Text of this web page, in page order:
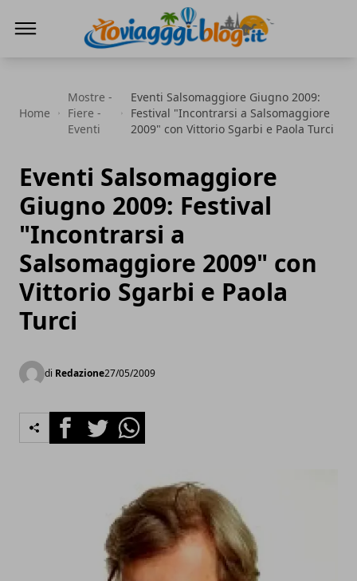
Home
Mostre -
Fiere -
Eventi
Eventi Salsomaggiore Giugno 2009:
Festival "Incontrarsi a Salsomaggiore
2009" con Vittorio Sgarbi e Paola Turci
Eventi Salsomaggiore
Giugno 2009: Festival
"Incontrarsi a
Salsomaggiore 2009" con
Vittorio Sgarbi e Paola
Turci
di Redazione27/05/2009
FacebookTwitterWhatsapp